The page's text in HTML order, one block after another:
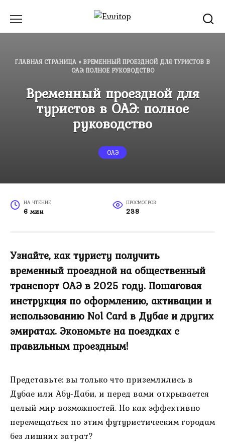
содержанию
ГЛАВНАЯ СТРАНИЦА » ВРЕМЕННЫЙ ПРОЕЗДНОЙ ДЛЯ ТУРИСТОВ В
ОАЭ: ПОЛНОЕ РУКОВОДСТВО
Временный проездной для
туристов в ОАЭ: полное
руководство
ОАЭ
НА ЧТЕНИЕ
6 мин
ПРОСМОТРОВ
238
Узнайте, как туристу получить
временный проездной на общественный
транспорт ОАЭ в 2025 году. Пошаговая
инструкция по оформлению, активации и
использованию Nol Card в Дубае и других
эмиратах. Экономьте на поездках с
правильным проездным!
Представьте: вы только что приземлились в
Дубае или Абу-Даби, и перед вами открывается
целый мир возможностей. Но как эффективно
перемещаться по этим футуристическим городам
без лишних затрат?